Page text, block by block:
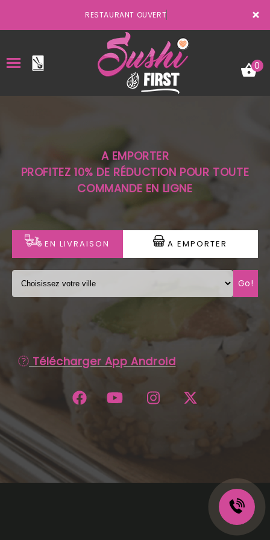
×
RESTAURANT OUVERT
LA CARTE
VOTRE COMPTE
NOTRE RESTAURANT
VOS AVIS
MENTIONS LÉGALES
C.G.V
0
A EMPORTER
PROFITEZ 10% DE RÉDUCTION POUR TOUTE
COMMANDE EN LIGNE
EN LIVRAISON A EMPORTER
Go!
Télécharger App Android